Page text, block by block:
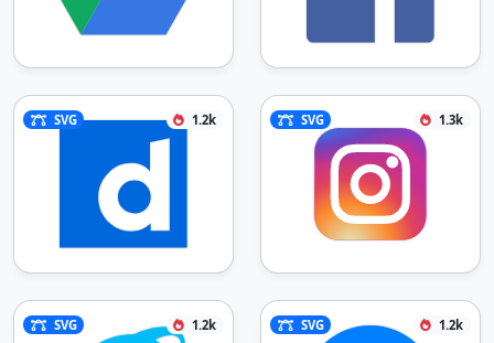
SVG 1.2k SVG 1.3k
SVG 1.2k SVG 1.2k